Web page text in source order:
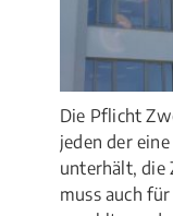
Die Pflicht
jeden der
unterhält, die
muss auch